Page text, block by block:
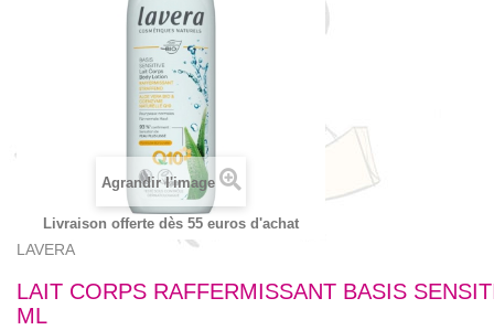
Agrandir l'image
Livraison offerte dès 55 euros d'achat
LAVERA
LAIT CORPS RAFFERMISSANT BASIS
ML